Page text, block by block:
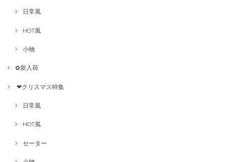
日常風
HOT風
小物
✿新入荷
❤クリスマス特集
日常風
HOT風
セーター